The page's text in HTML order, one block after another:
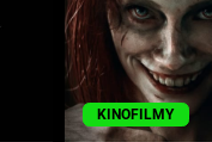
KINOFILMY